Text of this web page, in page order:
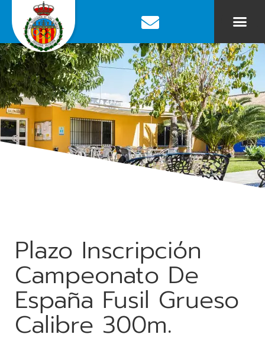
Plazo Inscripción
Campeonato De
España Fusil Grueso
Calibre 300m.